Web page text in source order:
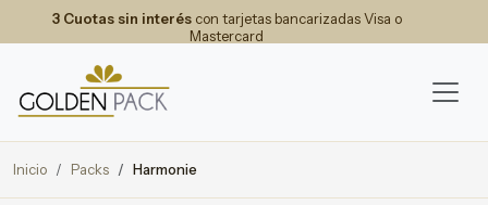
3 Cuotas sin interéscon tarjetas bancarizadas Visa o
Mastercard
Inicio Packs Harmonie